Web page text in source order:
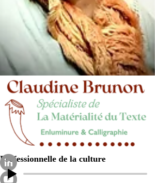
Professionnelle de la culture